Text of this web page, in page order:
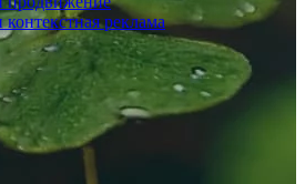
контекстная реклама